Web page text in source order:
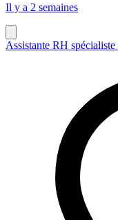
Il y a 2 semaines
Assistante RH